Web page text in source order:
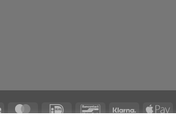
Stripe MasterCardIDeal BancontactKlarna